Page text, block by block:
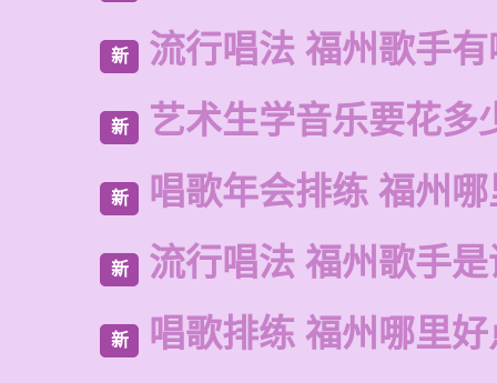
新 流行唱法 福州歌手
新 艺术生学音乐要花多
新 唱歌年会排练 福州
新 流行唱法 福州歌手
新 唱歌排练 福州哪里